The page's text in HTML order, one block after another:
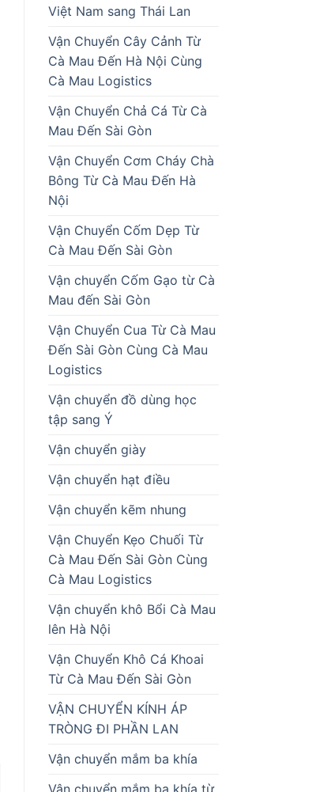
Việt Nam sang Thái Lan
Vận Chuyển Cây Cảnh Từ
Cà Mau Đến Hà Nội Cùng
Cà Mau Logistics
Vận Chuyển Chả Cá Từ Cà
Mau Đến Sài Gòn
Vận Chuyển Cơm Cháy Chà
Bông Từ Cà Mau Đến Hà
Nội
Vận Chuyển Cốm Dẹp Từ
Cà Mau Đến Sài Gòn
Vận chuyển Cốm Gạo từ Cà
Mau đến Sài Gòn
Vận Chuyển Cua Từ Cà Mau
Đến Sài Gòn Cùng Cà Mau
Logistics
Vận chuyển đồ dùng học
tập sang Ý
Vận chuyển giày
Vận chuyển hạt điều
Vận chuyển kẽm nhung
Vận Chuyển Kẹo Chuối Từ
Cà Mau Đến Sài Gòn Cùng
Cà Mau Logistics
Vận chuyển khô Bổi Cà Mau
lên Hà Nội
Vận Chuyển Khô Cá Khoai
Từ Cà Mau Đến Sài Gòn
VẬN CHUYỂN KÍNH ÁP
TRÒNG ĐI PHẦN LAN
Vận chuyển mắm ba khía
Vận chuyển mắm ba khía từ